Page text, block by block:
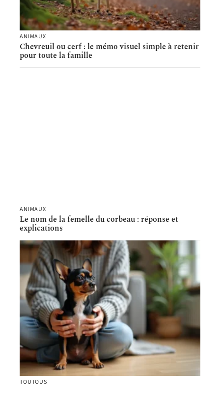
ANIMAUX
Chevreuil ou cerf : le mémo visuel simple à retenir
pour toute la famille
ANIMAUX
Le nom de la femelle du corbeau : réponse et
explications
TOUTOUS